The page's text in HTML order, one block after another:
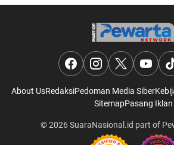
About UsRedaksiPedoman Media Siber
SitemapPasang Iklan
© 2026SuaraNasional.id part of